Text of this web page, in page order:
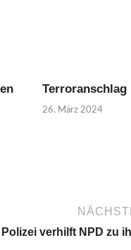
Terroranschlag
26. März 2024
Polizei verhilft NPD zu